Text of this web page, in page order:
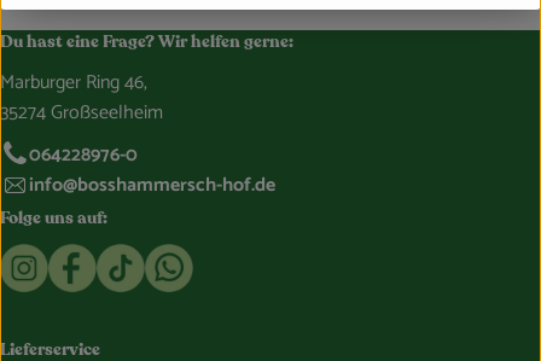
Du hast eine Frage? Wir helfen gerne:
Marburger Ring 46,
35274 Großseelheim
064228976-0
info@bosshammersch-hof.de
Folge uns auf:
Externer Link zu https://www.instagram.com/
Externer Link zu https://www.facebook.com/
Externer Link zu https://www.tiktok.com/
Externer Link zu https://whatsapp.com/
Lieferservice